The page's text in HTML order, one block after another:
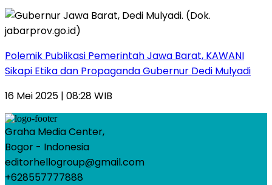
Polemik Publikasi Pemerintah Jawa Barat, KAWANI
Sikapi Etika dan Propaganda Gubernur Dedi Mulyadi
16 Mei 2025 | 08:28 WIB
Graha Media Center,
Bogor - Indonesia
editorhellogroup@gmail.com
+628557777888